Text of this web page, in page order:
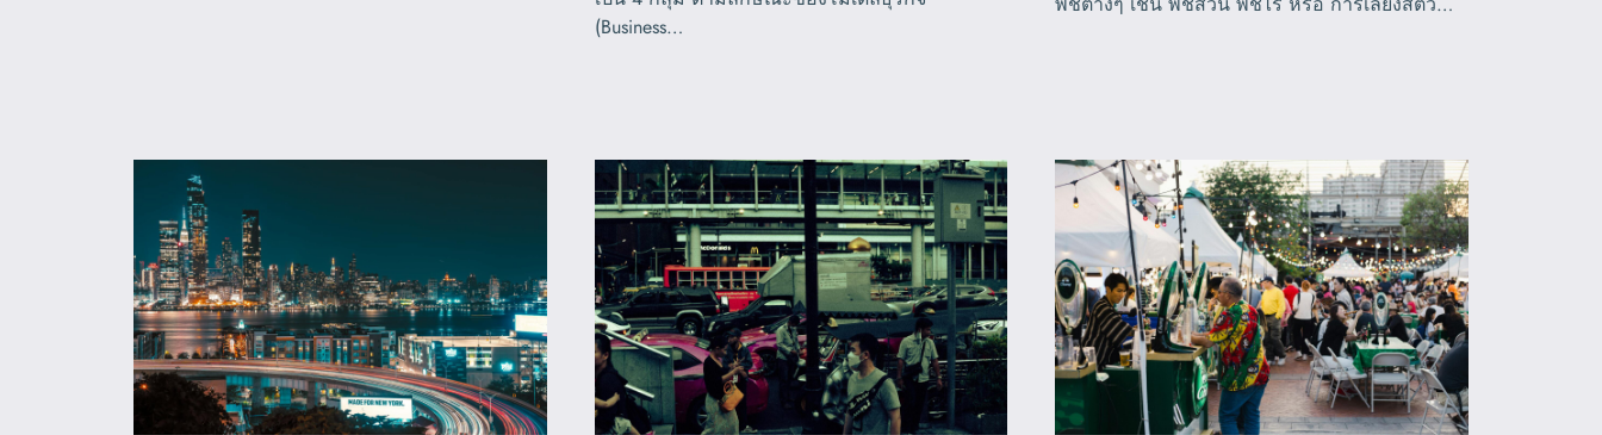
(Business…